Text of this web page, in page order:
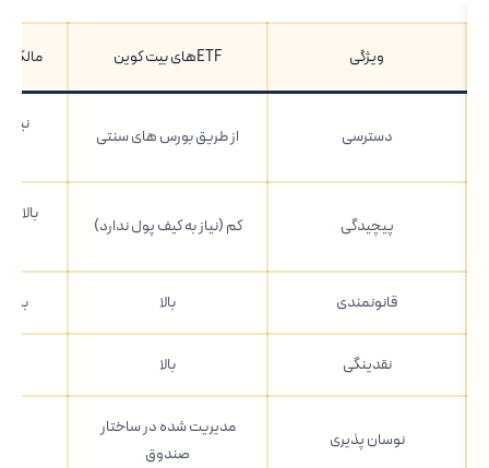
ویژگی ETFهای بیت کوین
دسترسی از طریق بورس های سنتی
پیچیدگی کم (نیاز به کیف پول ندارد)
بالا
قانونمندی بالا
نقدینگی بالا
نوسان پذیری
مدیریت شده در ساختار
صندوق